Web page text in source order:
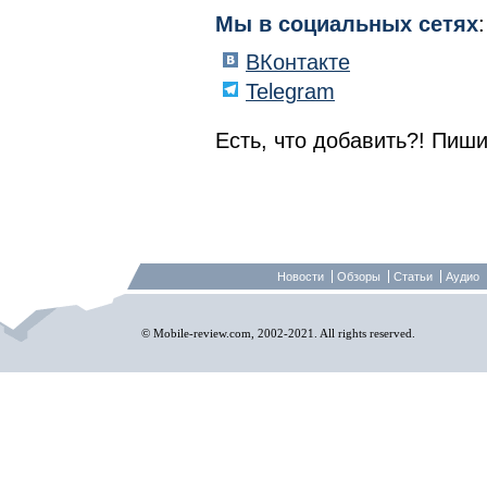
Мы в социальных сетях:
ВКонтакте
Telegram
Есть, что добавить?!
Новости Обзоры Статьи Аудио
© Mobile-review.com, 2002-2021. All rights reserved.